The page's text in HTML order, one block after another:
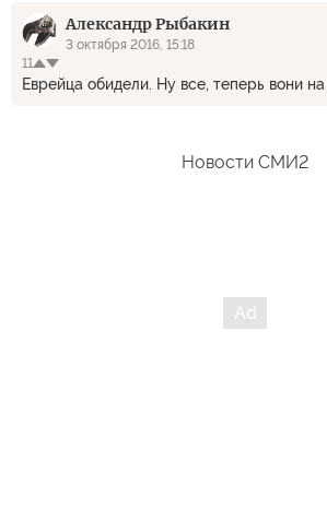
Александр Рыбакин
3 октября 2016, 15:18
11
Еврейца обидели. Ну все, теперь вони на
Новости СМИ2